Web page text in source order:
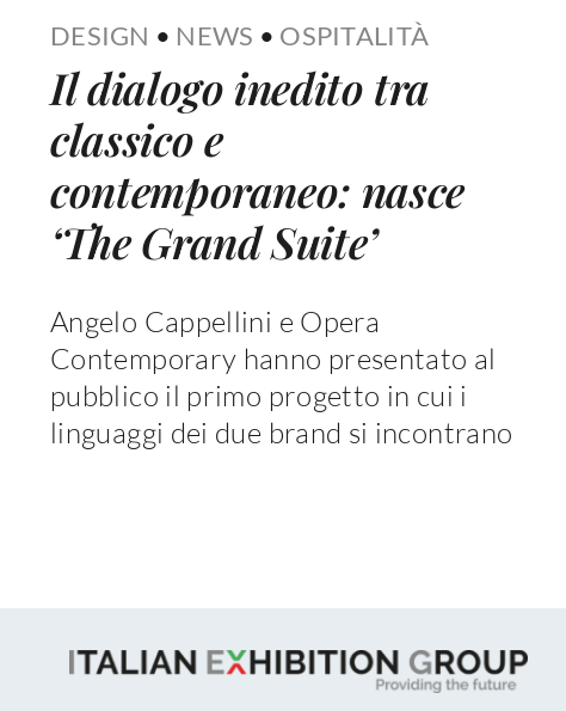
DESIGN • NEWS • OSPITALITÀ
Il dialogo inedito tra
classico e
contemporaneo: nasce
‘The Grand Suite’
Angelo Cappellini e Opera
Contemporary hanno presentato al
pubblico il primo progetto in cui i
linguaggi dei due brand si incontrano